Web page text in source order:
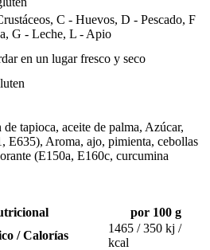
C - Huevos, D - Pescado, F
G - Leche, L - Apio
en un lugar fresco y seco
tapioca, aceite de palma, Azúcar,
E635), Aroma, ajo, pimienta, cebollas
(E150a, E160c, curcumina
por 100 g
/ Calorías
1465 / 350 kj /
kcal